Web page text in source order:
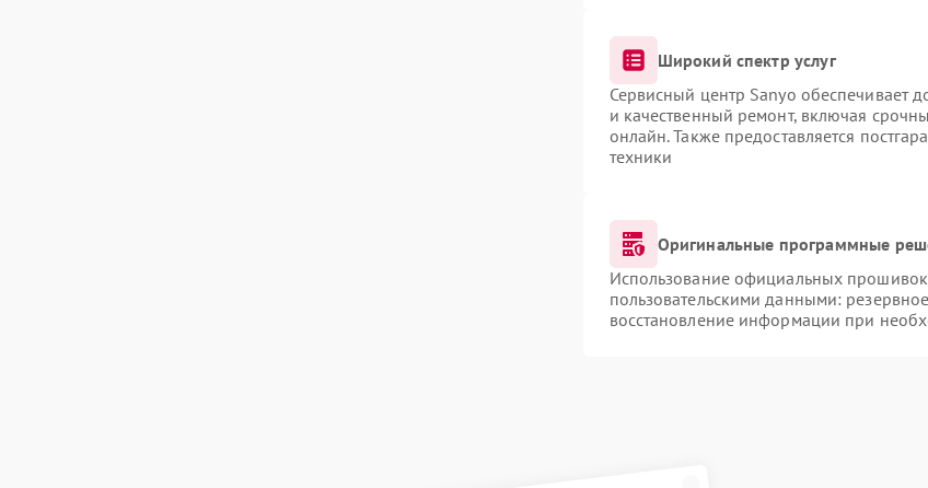
Широкий спектр услуг
Сервисный центр Sanyo обеспечивает
и качественный ремонт, включая
онлайн. Также предоставляется
техники
Оригинальные программные
Использование официальных прошивок
пользовательскими данными:
восстановление информации при